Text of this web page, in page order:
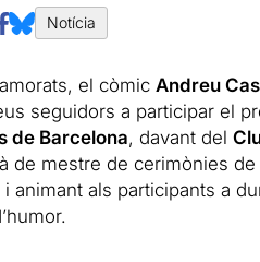
Notícia
el còmic Andreu
seguidors a participar el
de Barcelona, davant del
de mestre de cerimònies de
animant als participants a